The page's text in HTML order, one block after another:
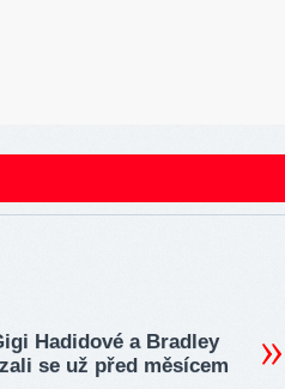
Hadidové a Bradley
se už před měsícem